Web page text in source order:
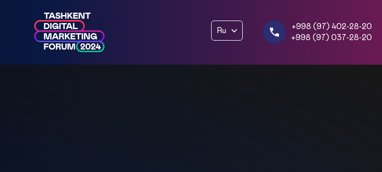
Ru
+998 (97) 402-28-20
+998 (97) 037-28-20